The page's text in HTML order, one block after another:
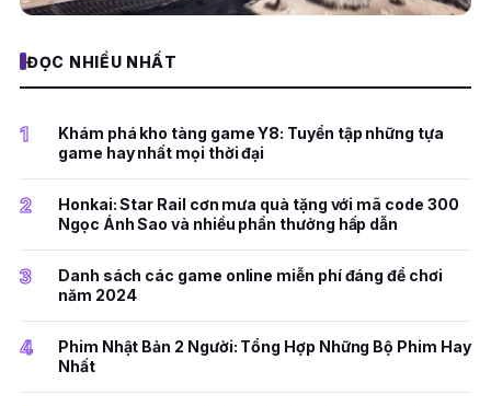
ĐỌC NHIỀU NHẤT
1
Khám phá kho tàng game Y8: Tuyển tập những tựa
game hay nhất mọi thời đại
2
Honkai: Star Rail cơn mưa quà tặng với mã code 300
Ngọc Ánh Sao và nhiều phần thưởng hấp dẫn
3
Danh sách các game online miễn phí đáng để chơi
năm 2024
4
Phim Nhật Bản 2 Người: Tổng Hợp Những Bộ Phim Hay
Nhất